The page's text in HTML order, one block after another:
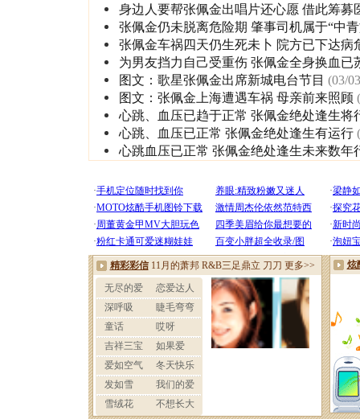
身边人要帮张佩金出唱片还心愿 借此筹募
张佩金仍未脱离危险期 肇事司机属于“中
张佩金车祸四天仍生死未卜 院方已下达病
为男友挡力自己受重伤 张佩金全身换血已
图文：歌星张佩金出席新城电台节目 (03/
图文：张佩金上海遭遇车祸 母亲前来照顾
心跳、血压已趋于正常 张佩金绝处逢生将
心跳、血压已正常 张佩金绝处逢生有运行
心跳血压已正常 张佩金绝处逢生未来数年